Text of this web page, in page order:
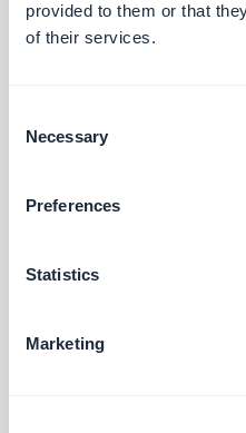
provided to them or that
of their services.
Selection
Necessary
Preferences
Statistics
Marketing
de texto e
Grátis
Gerencie seu